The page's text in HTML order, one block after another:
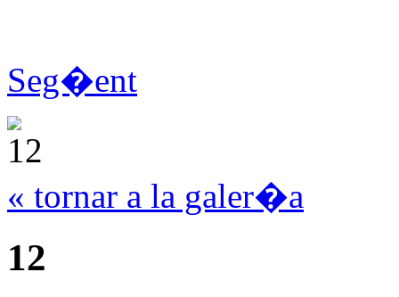
Seg�ent
« tornar a la galer�a
12